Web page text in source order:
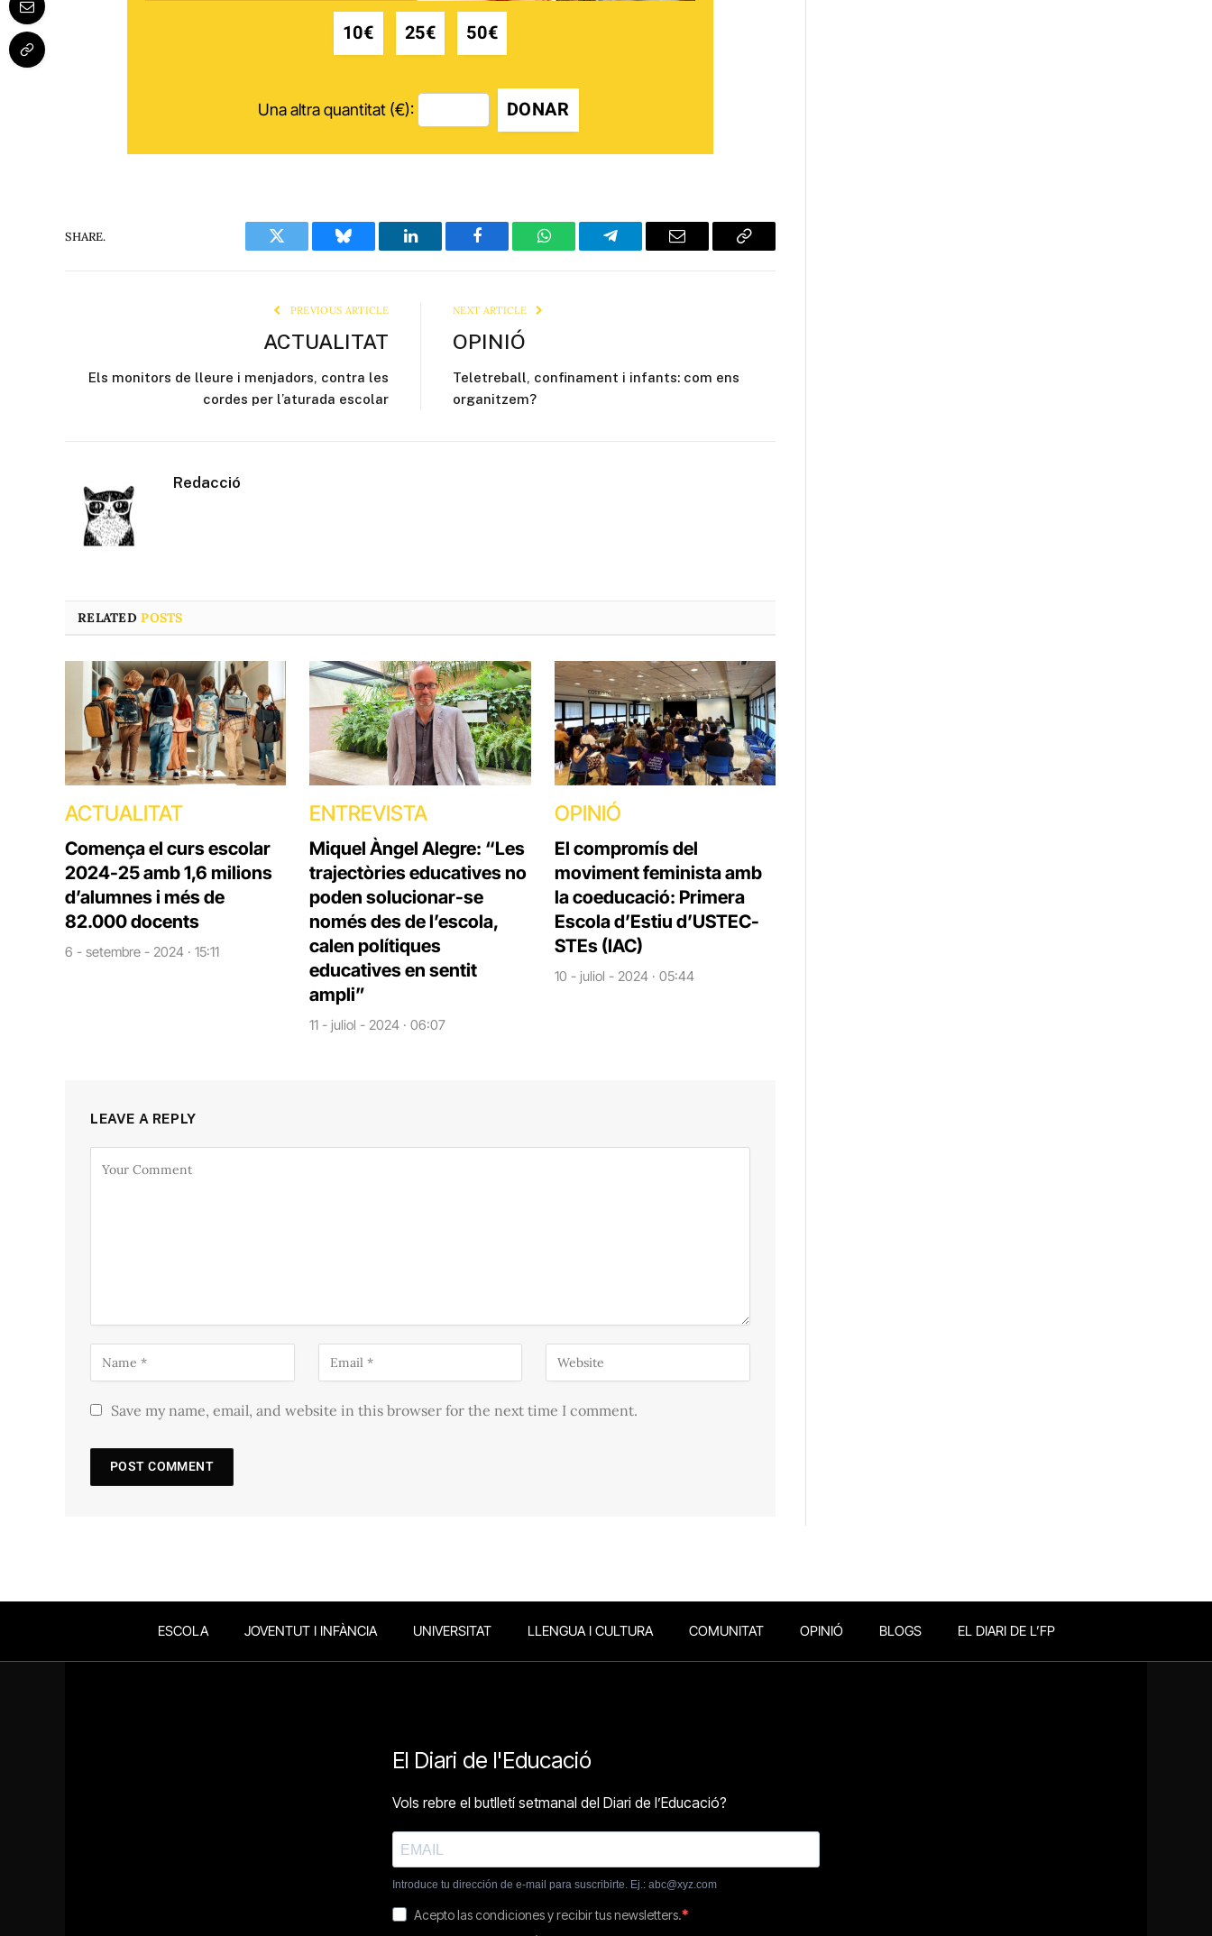
10€ 25€ 50€
Una altra quantitat (€): DONAR
SHARE.
Twitter Bluesky LinkedIn Facebook WhatsAppTelegram Email
Copy
PREVIOUS ARTICLE
ACTUALITAT
Els monitors de lleure i menjadors, contra les
cordes per l’aturada escolar
NEXT ARTICLE
OPINIÓ
Teletreball, confinament i infants: com ens
organitzem?
Redacció
RELATEDPOSTS
ACTUALITAT
Comença el curs escolar
2024-25 amb 1,6 milions
d’alumnes i més de
82.000 docents
6 - setembre - 2024 · 15:11
ENTREVISTA
Miquel Àngel Alegre: “Les
trajectòries educatives no
poden solucionar-se
només des de l’escola,
calen polítiques
educatives en sentit
ampli”
11 - juliol - 2024 · 06:07
OPINIÓ
El compromís del
moviment feminista amb
la coeducació: Primera
Escola d’Estiu d’USTEC-
STEs (IAC)
10 - juliol - 2024 · 05:44
LEAVE A REPLY
Save my name, email, and website in this browser for the next time I comment.
ESCOLA JOVENTUT I INFÀNCIA UNIVERSITAT LLENGUA I CULTURA COMUNITAT OPINIÓ BLOGS EL DIARI DE L’FP